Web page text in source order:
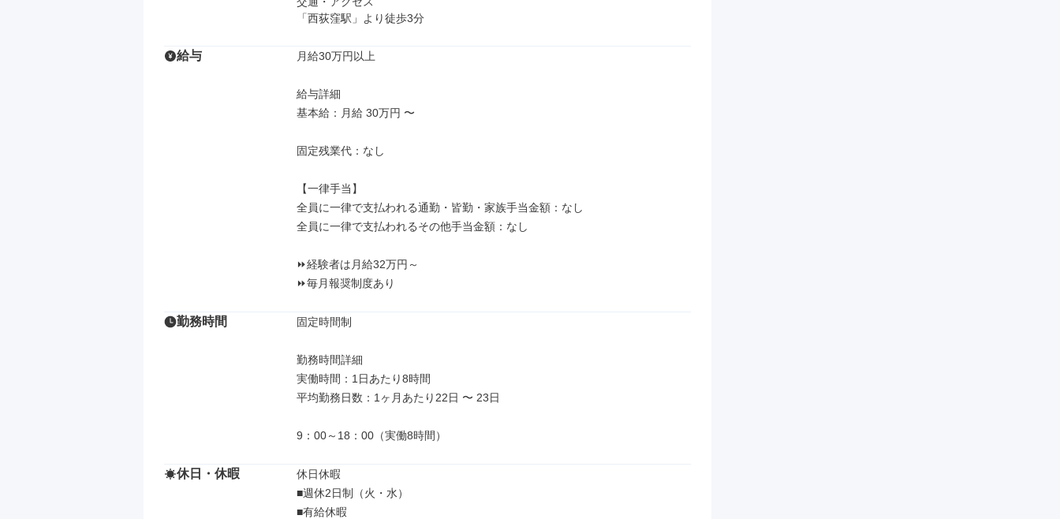
「西荻窪駅」より徒歩3分
給与 月給30万円以上
給与詳細
基本給：月給 30万円 〜
固定残業代：なし
【一律手当】
全員に一律で支払われる通勤・皆勤・家族手当金額：なし
全員に一律で支払われるその他手当金額：なし
⏩経験者は月給32万円～
⏩毎月報奨制度あり
勤務時間 固定時間制
勤務時間詳細
実働時間：1日あたり8時間
平均勤務日数：1ヶ月あたり22日 〜 23日
9：00～18：00（実働8時間）
休日・休暇
休日休暇
■週休2日制（火・水）
■有給休暇